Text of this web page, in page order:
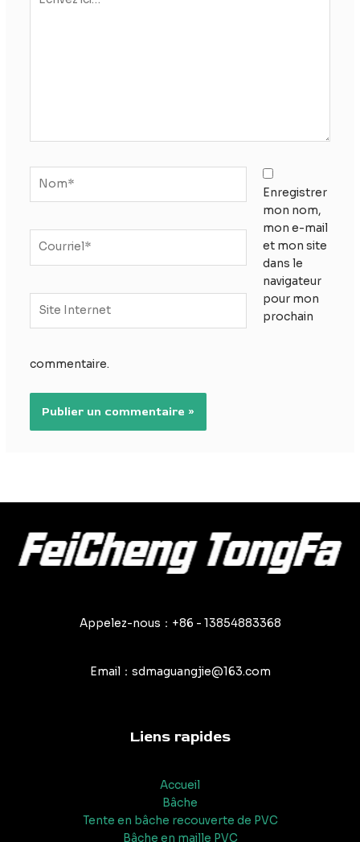
ici…
Internet
Enregistrer
mon nom,
mon e-mail
et mon site
dans le
navigateur
pour mon
prochain
commentaire.
Appelez-nous：+86 - 13854883368
Email：sdmaguangjie@163.com
Liens rapides
Accueil
Bâche
Tente en bâche recouverte de PVC
Bâche en maille PVC